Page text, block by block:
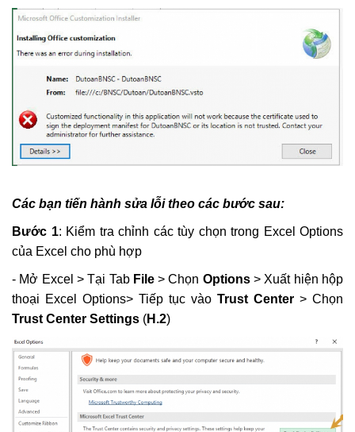
Khắc Tiệp 0981757527
3.1 Thẩm định file Dự toán BNSC
2.56 Hướng dẫn xác định Chi phí chung
trên DỰ TOÁN BNSC
Khắc Tiệp 0981757527
Luật Đấu thầu số: 22/2023/QH15, Hiệu lực
áp dụng từ ngày 01/1/2024
137
Tổng hợp Thông báo giá Vật liệu xây dựng
các tỉnh thành
Khắc Tiệp 0981757527 16 Thg 5, 2024 0 132
Các bạn tiến hành sửa lỗi theo các bước sau:
Bước 1: Kiểm tra chỉnh các tùy chọn trong Excel Options
của Excel cho phù hợp
- Mở Excel > Tại Tab File> Chọn Options> Xuất hiện hộp
thoại Excel Options> Tiếp tục vào Trust Center > Chọn
Trust Center Settings (H.2)